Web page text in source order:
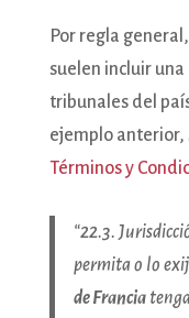
Por regla
suelen incluir
tribunales del
ejemplo anterior,
Términos y
“22.3.
permita o lo
de Francia